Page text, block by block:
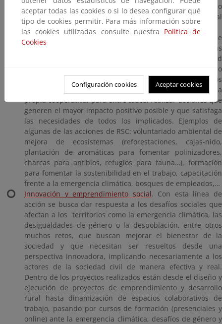
transferencia del conocimiento tanto a nivel científico
(jornadas, congresos…) como a la población en general
(cursos, talleres y materiales didácticos).
Responsabilidad Social Corporativa. Desde Ecoherencia se
ofrecen diversas actividades y acciones para aquellas
empresas que quieran desarrollar su responsabilidad
empresarial en el ámbito de la sostenibilidad y el medio
ambiente. En estos proyectos se unen los esfuerzos con los
propietarios, las administraciones, las empresas y la
propia cooperativa, para entre todos, realizar acciones que
generen el mayor impacto positivo posible y que satisfaga
las necesidades de todos los implicados. Ejemplos de
algunas de las acciones de RSC: voluntariado ambiental de
mejora de ecosistemas (reforestaciones, cajas-nido,
plantación de aromáticas para fomentar polinizadores,
charcas para anfibios, refugios para fauna…), formación
para fomentar la sostenibilidad en el trabajo, capacitación
frente a la emergencia climática, bosques de empleados,…
Innovación y emprendimiento social. Con esta línea de
acción se busca dar respuesta a los desafíos sociales que
afectan a los territorios como la emergencia climática, las
desigualdades de género o la despoblación, entre otros
muchos retos, que buscan mejorar el bienestar de la
sociedad y que necesitan ser resueltos desde una
perspectiva innovadora, implicando necesariamente a los
actores de la sociedad civil de manera efectiva y real.
Dentro de los proyectos realizados están desde el diseño y
ejecución de proyectos de emprendimiento y desarrollo
rural hasta dinamización de espacios colaborativos de
trabajo, pasando por cursos de formación (presenciales y
online) ante la emergencia climática, desafíos de género y
aceptar todas las cookies o si lo desea configurar qué
tipo de cookies permitir. Para más información sobre
las cookies utilizadas consulte nuestra Política de
Cookies
Configuración cookies Aceptar cookies